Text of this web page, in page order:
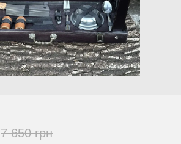
7 650 грн